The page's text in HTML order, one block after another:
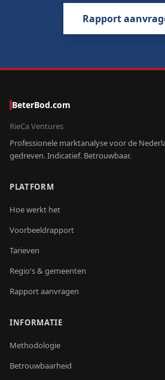
Rapport
BeterBod.com
RieCa Ventures
Professionele marktanalyse voor de
gedreven. Indicatief. Betrouwbaar.
PLATFORM
Hoe werkt het
Voorbeeldrapport
Tarieven
Regio's & gemeenten
Rapport aanvragen
INFORMATIE
Methodologie
Betrouwbaarheid